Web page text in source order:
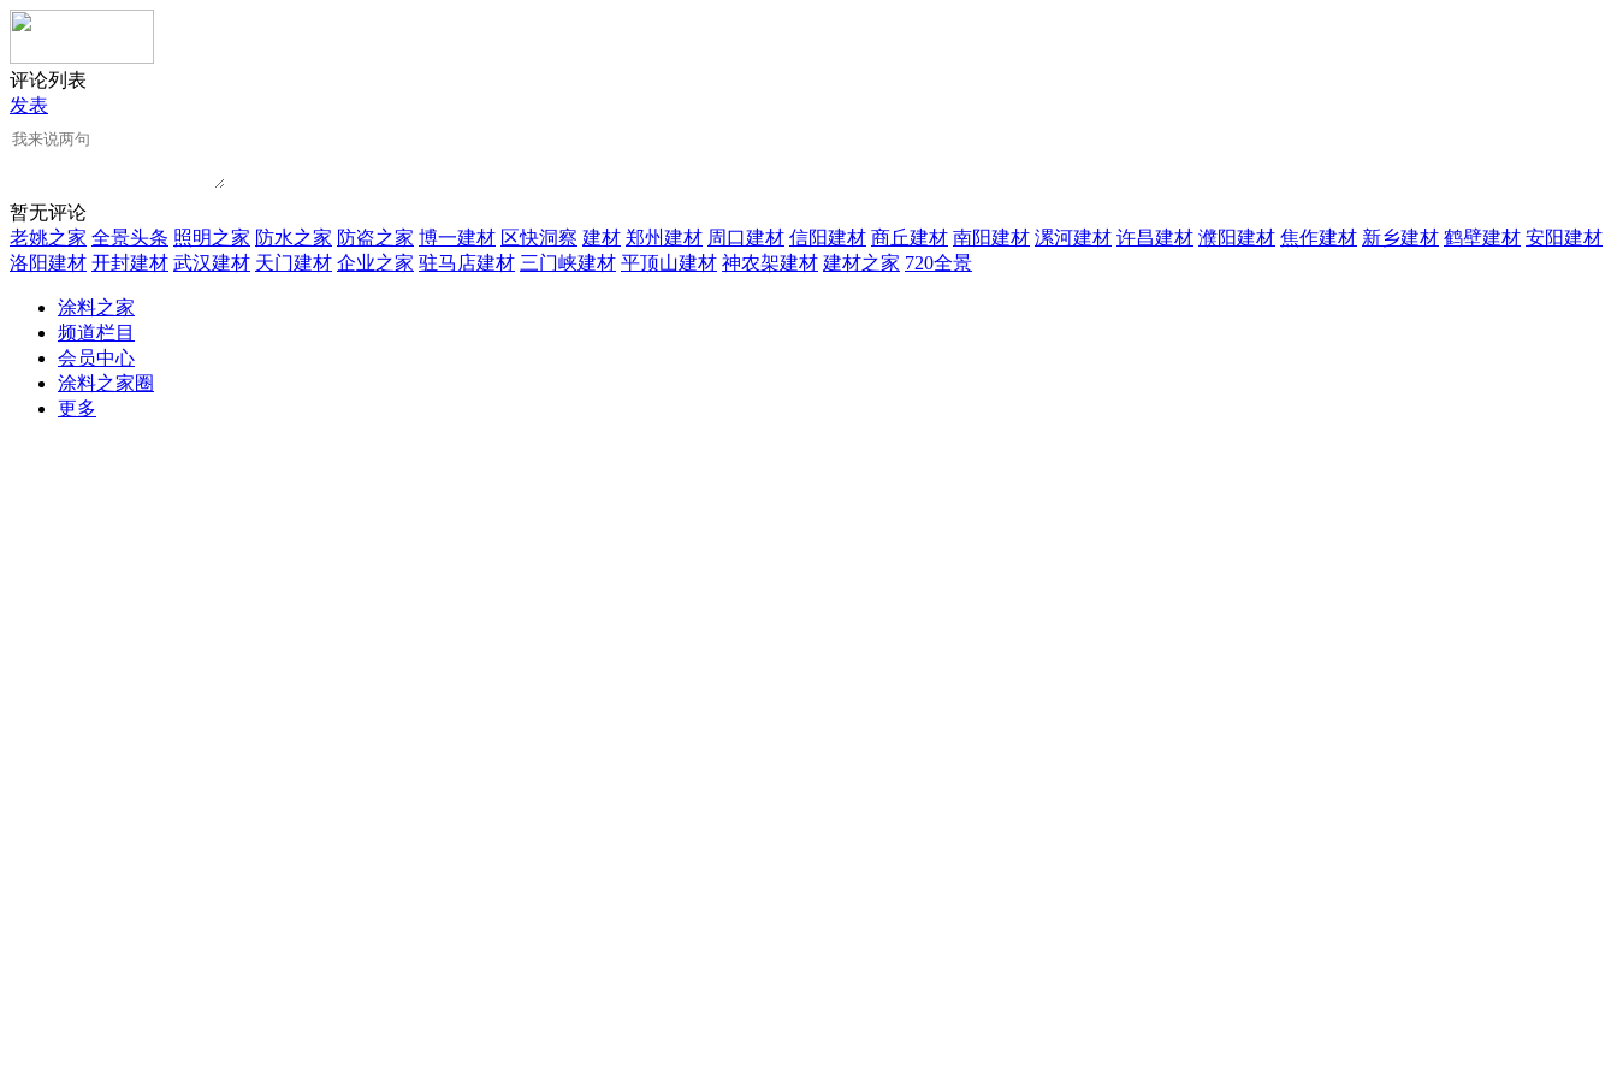
评论列表
发表
暂无评论
老姚之家 全景头条 照明之家 防水之家 防盗之家 博一建材 区快洞察 建材 郑州建材 周口建材 信阳建材 商丘建材 南阳建材 漯河建材 许昌建材 濮阳建材 焦作建材 新乡建材 鹤壁建材 安阳建材
洛阳建材 开封建材 武汉建材 天门建材 企业之家 驻马店建材 三门峡建材 平顶山建材 神农架建材 建材之家 720全景
涂料之家
频道栏目
会员中心
涂料之家圈
更多